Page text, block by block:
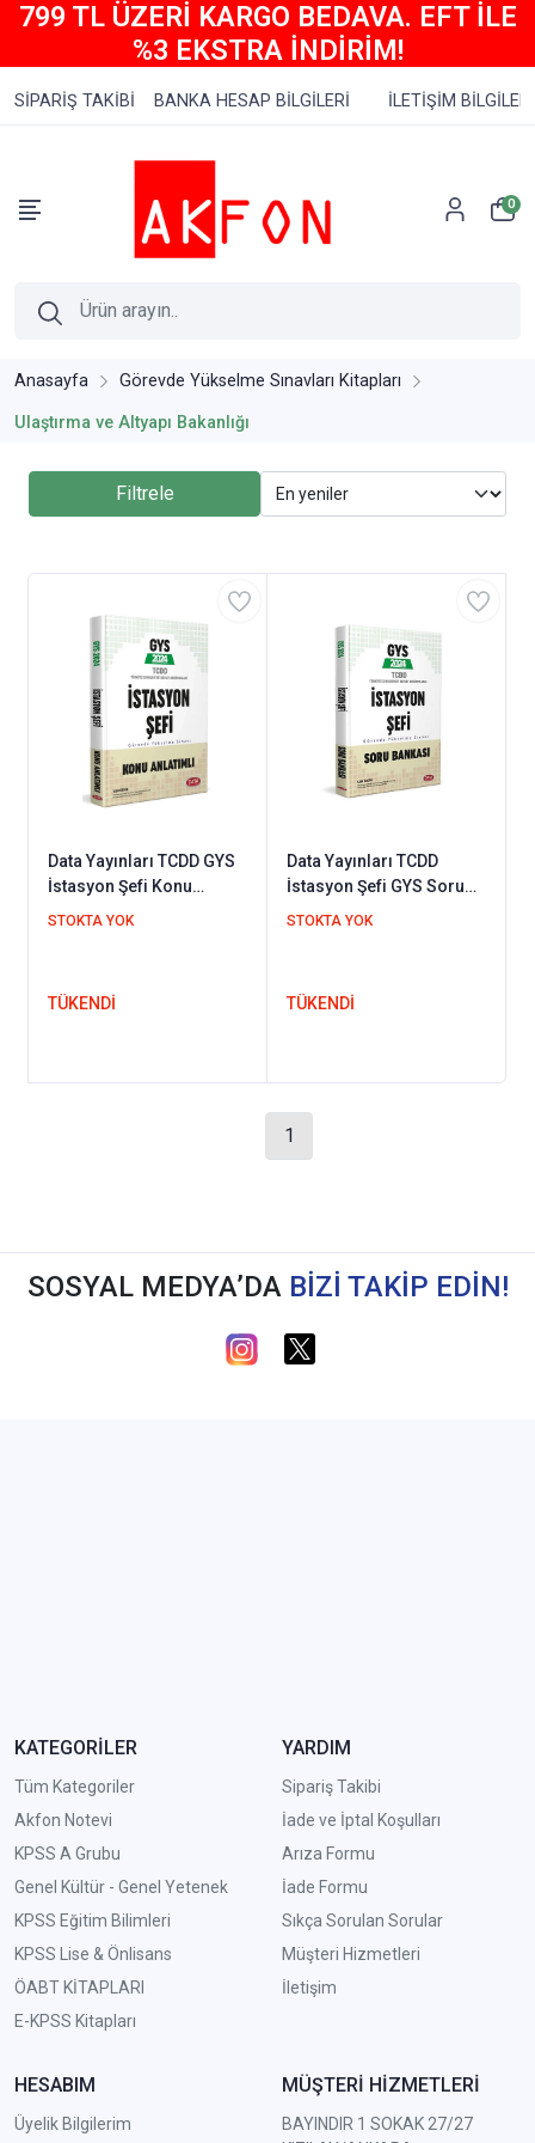
799 TL ÜZERİ KARGO BEDAVA. EFT İLE
%3 EKSTRA İNDİRİM!
SİPARİŞ TAKİBİ BANKA HESAP BİLGİLERİ İLETİŞİM BİLGİLERİ
0
Anasayfa Görevde Yükselme Sınavları Kitapları
Ulaştırma ve Altyapı Bakanlığı
Filtrele
Data Yayınları TCDD GYS
İstasyon Şefi Konu
Anlatımlı
STOKTA YOK
TÜKENDİ
Data Yayınları TCDD
İstasyon Şefi GYS Soru
Bankası
STOKTA YOK
TÜKENDİ
1
SOSYAL MEDYA’DA BİZİ TAKİP EDİN!
KATEGORİLER
Tüm Kategoriler
Akfon Notevi
KPSS A Grubu
Genel Kültür - Genel Yetenek
KPSS Eğitim Bilimleri
KPSS Lise & Önlisans
ÖABT KİTAPLARI
E-KPSS Kitapları
YARDIM
Sipariş Takibi
İade ve İptal Koşulları
Arıza Formu
İade Formu
Sıkça Sorulan Sorular
Müşteri Hizmetleri
İletişim
HESABIM
Üyelik Bilgilerim
MÜŞTERİ HİZMETLERİ
BAYINDIR 1 SOKAK 27/27